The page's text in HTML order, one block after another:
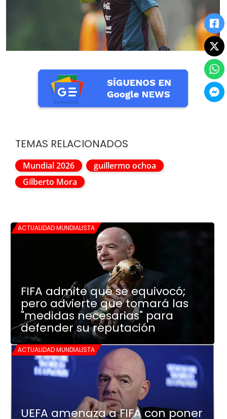
TEMAS RELACIONADOS
Mundial 2026
guillermo ochoa
Gilberto Mora
ACTUALIDAD MUNDIALISTA
FIFA admite que se equivocó;
pero advierte que tomará las
"medidas necesarias" para
defender su reputación
ACTUALIDAD MUNDIALISTA
UEFA amenaza a FIFA con poner